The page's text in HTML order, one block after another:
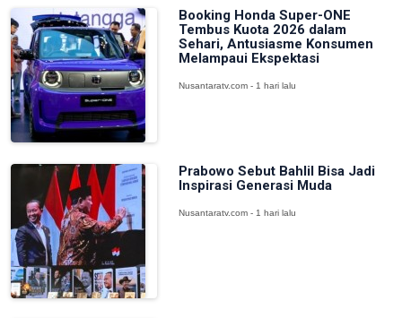
Booking Honda Super-ONE
Tembus Kuota 2026 dalam
Sehari, Antusiasme Konsumen
Melampaui Ekspektasi
Nusantaratv.com - 1 hari lalu
Prabowo Sebut Bahlil Bisa Jadi
Inspirasi Generasi Muda
Nusantaratv.com - 1 hari lalu